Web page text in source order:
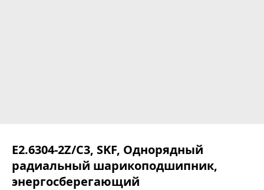
E2.6304-2Z/C3, SKF, Однорядный
радиальный шарикоподшипник,
энергосберегающий